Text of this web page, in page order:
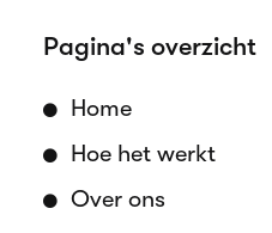
Pagina's overzicht
Home
Hoe het werkt
Over ons